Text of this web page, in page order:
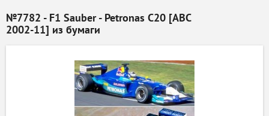
№7782 - F1 Sauber - Petronas C20 [ABC
2002-11] из бумаги